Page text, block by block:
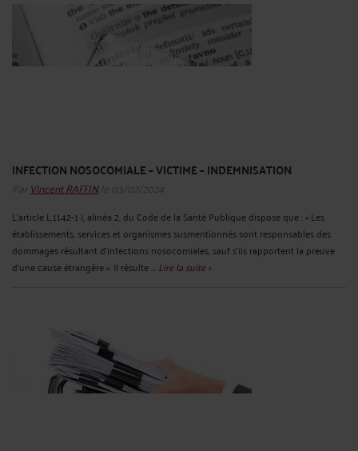
INFECTION NOSOCOMIALE – VICTIME – INDEMNISATION
Par Vincent RAFFINle 03/07/2024
L’article L.1142-1 I, alinéa 2, du Code de la Santé Publique dispose que : « Les
établissements, services et organismes susmentionnés sont responsables des
dommages résultant d'infections nosocomiales, sauf s'ils rapportent la preuve
d'une cause étrangère ». Il résulte ... Lire la suite >